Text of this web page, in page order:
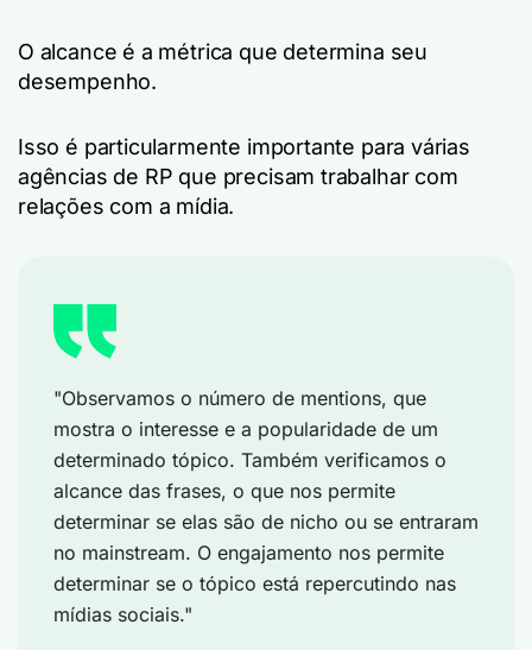
O alcance é a métrica que determina seu
desempenho.
Isso é particularmente importante para várias
agências de RP que precisam trabalhar com
relações com a mídia.
"Observamos o número de mentions, que
mostra o interesse e a popularidade de um
determinado tópico. Também verificamos o
alcance das frases, o que nos permite
determinar se elas são de nicho ou se entraram
no mainstream. O engajamento nos permite
determinar se o tópico está repercutindo nas
mídias sociais."